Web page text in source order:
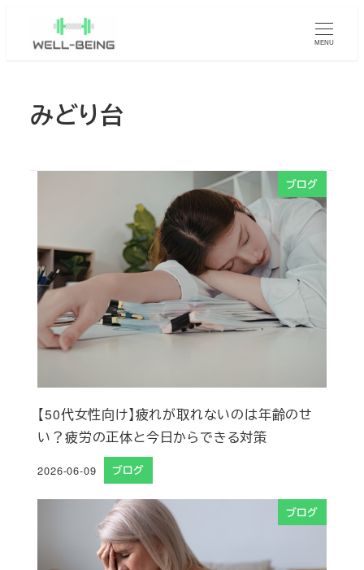
MENU
みどり台
ブログ
【50代女性向け】疲れが取れないのは年齢のせ
い？疲労の正体と今日からできる対策
投稿日
2026-06-09 ブログ
ブログ